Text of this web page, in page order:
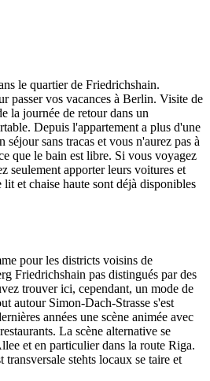
le quartier de Friedrichshain.
passer vos vacances à Berlin. Visite de
la journée de retour dans un
Depuis l'appartement a plus d'une
séjour sans tracas et vous n'aurez pas à
que le bain est libre. Si vous voyagez
seulement apporter leurs voitures et
lit et chaise haute sont déjà disponibles
pour les districts voisins de
Friedrichshain pas distingués par des
trouver ici, cependant, un mode de
autour Simon-Dach-Strasse s'est
années une scène animée avec
La scène alternative se
et en particulier dans la route Riga.
stehts locaux se taire et